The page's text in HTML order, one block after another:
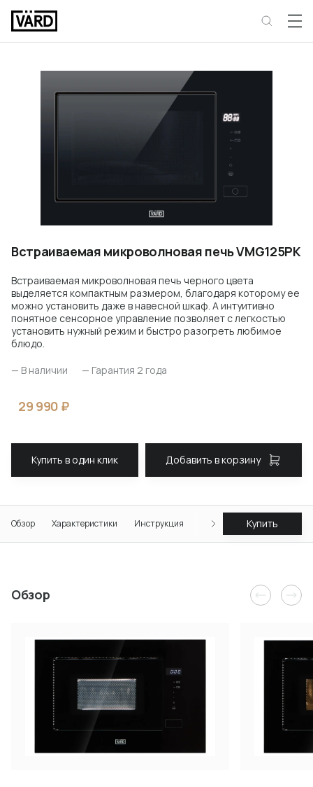
Встраиваемая микроволновая печь VMG125PK
Встраиваемая микроволновая печь черного цвета
выделяется компактным размером, благодаря которому ее
можно установить даже в навесной шкаф. А интуитивно
понятное сенсорное управление позволяет с легкостью
установить нужный режим и быстро разогреть любимое
блюдо.
— В наличии
— Гарантия 2 года
29 990 ₽
Купить в один клик Добавить в корзину
Обзор Характеристики Инструкция Отзывы Купить
Обзор